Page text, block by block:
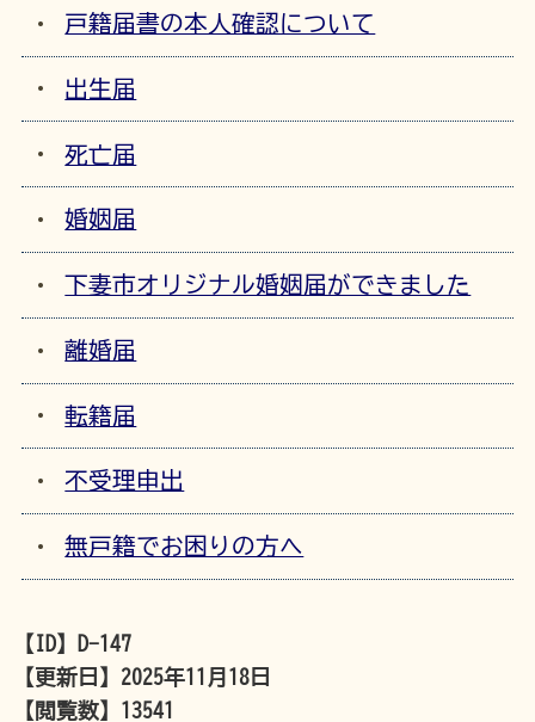
戸籍届書の本人確認について
出生届
死亡届
婚姻届
下妻市オリジナル婚姻届ができました
離婚届
転籍届
不受理申出
無戸籍でお困りの方へ
【ID】
D-147
【更新日】 2025年11月18日
【閲覧数】 13541